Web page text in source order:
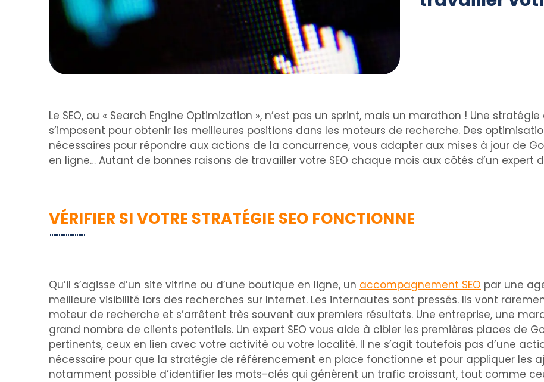
Le SEO, ou « Search Engine Optimization », n’est pas un sprint, mais un marathon ! Une
s’imposent pour obtenir les meilleures positions dans les moteurs de recherche. Des
nécessaires pour répondre aux actions de la concurrence, vous adapter aux mises à jour de
en ligne… Autant de bonnes raisons de travailler votre SEO chaque mois aux côtés d’un expert
VÉRIFIER SI VOTRE STRATÉGIE SEO FONCTIONNE
Qu’il s’agisse d’un site vitrine ou d’une boutique en ligne, un accompagnement SEO par une
meilleure visibilité lors des recherches sur Internet. Les internautes sont pressés. Ils vont
moteur de recherche et s’arrêtent très souvent aux premiers résultats. Une entreprise, une
grand nombre de clients potentiels. Un expert SEO vous aide à cibler les premières places de
pertinents, ceux en lien avec votre activité ou votre localité. Il ne s’agit toutefois pas d’une
nécessaire pour que la stratégie de référencement en place fonctionne et pour appliquer les
notamment possible d’identifier les mots-clés qui génèrent un trafic croissant, tout comme